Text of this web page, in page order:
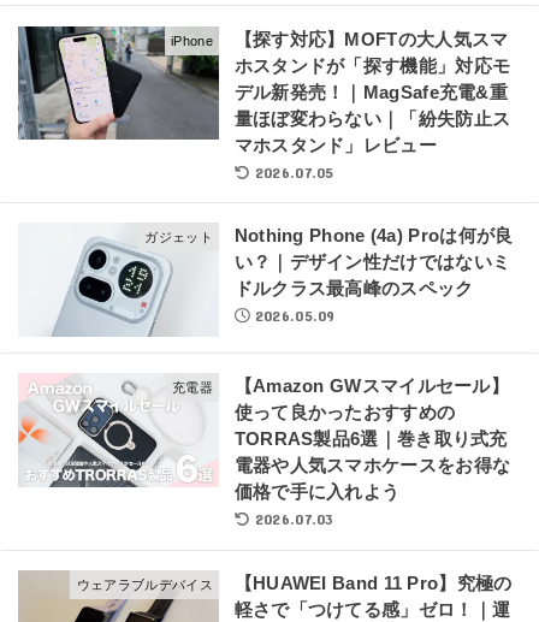
iPhone
【探す対応】MOFTの大人気スマ
ホスタンドが「探す機能」対応モ
デル新発売！｜MagSafe充電&重
量ほぼ変わらない｜「紛失防止ス
マホスタンド」レビュー
2026.07.05
ガジェット
Nothing Phone (4a) Proは何が良
い？｜デザイン性だけではないミ
ドルクラス最高峰のスペック
2026.05.09
充電器
【Amazon GWスマイルセール】
使って良かったおすすめの
TORRAS製品6選｜巻き取り式充
電器や人気スマホケースをお得な
価格で手に入れよう
2026.07.03
ウェアラブルデバイス
【HUAWEI Band 11 Pro】究極の
軽さで「つけてる感」ゼロ！｜運